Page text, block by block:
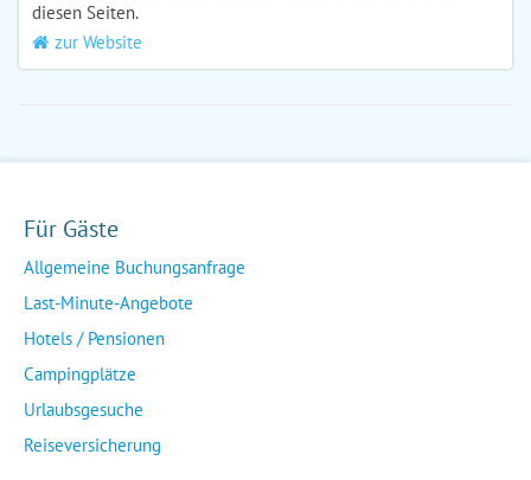
diesen Seiten.
zur Website
Für Gäste
Allgemeine Buchungsanfrage
Last-Minute-Angebote
Hotels / Pensionen
Campingplätze
Urlaubsgesuche
Reiseversicherung